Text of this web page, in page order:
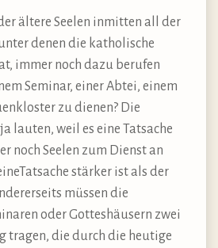
ältere Seelen inmitten all der
denen die katholische
immer noch dazu berufen
Seminar, einer Abtei, einem
zu dienen? Die
lauten, weil es eine Tatsache
noch Seelen zum Dienst an
stärker ist als der
müssen die
oder Gotteshäusern zwei
tragen, die durch die heutige